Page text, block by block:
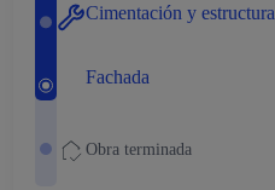
Cimentación y estructura
Fachada
Obra terminada